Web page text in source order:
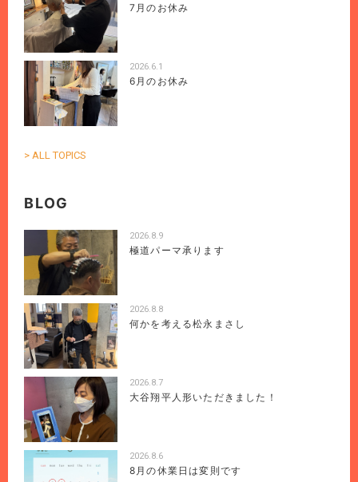
7月のお休み
2026.6.1
6月のお休み
> ALL TOPICS
BLOG
2026.8.9
極道パーマ承ります
2026.8.8
何かを考える松永まさし
2026.8.7
大谷翔平人形いただきました！
2026.8.6
8月の休業日は変則です